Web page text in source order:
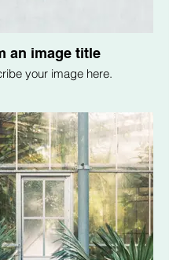
an image title
your image here.